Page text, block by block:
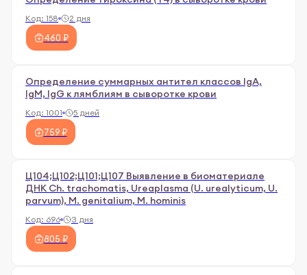
Код: 158 2 дня
460 ₽
Определение суммарных антител классов IgA,
IgM, IgG к лямблиям в сыворотке крови
Код: 1001 5 дней
759 ₽
Ц104;Ц102;Ц101;Ц107 Выявление в биоматериале
ДНК Ch. trachomatis, Ureaplasma (U. urealyticum, U.
parvum), M. genitalium, М. hominis
Код: 696 3 дня
805 ₽